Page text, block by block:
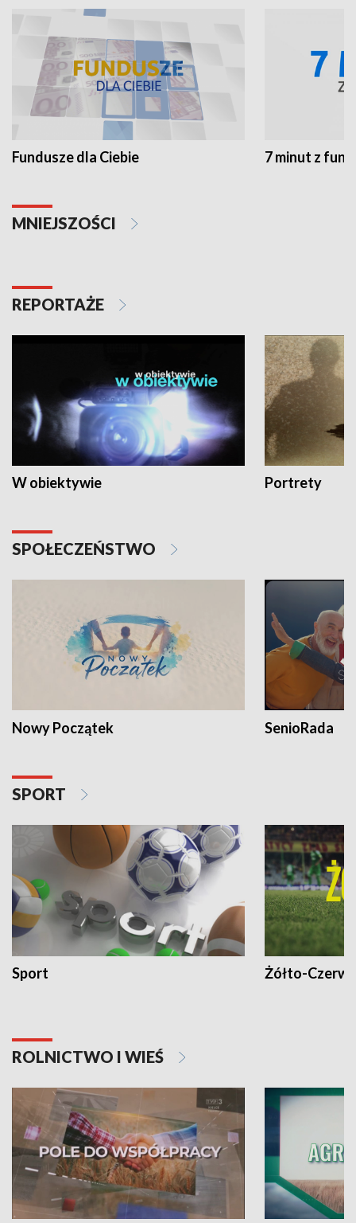
Fundusze dla Ciebie 7 minut z
MNIEJSZOŚCI
REPORTAŻE
W obiektywie Portrety
SPOŁECZEŃSTWO
Nowy Początek SenioRada
SPORT
Sport Żółto-
ROLNICTWO I WIEŚ